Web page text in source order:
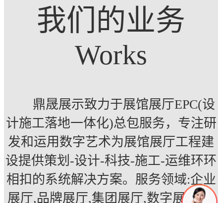
我们的业务
Works
鼎晟展示致力于展馆展厅EPC(设
计施工落地一体化)总包服务，专注研
发和运用数字艺术为展馆展厅工程建
设提供策划-设计-科技-施工-运维环环
相扣的系统解决方案。服务领域:企业
展厅,品牌展厅,集团展厅,数字展厅,多